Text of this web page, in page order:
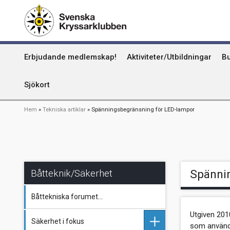
huvudinnehåll
Erbjudande medlemskap! Aktiviteter/Utbildningar
Sjökort
Kummel
Uthamn
Naturhamn
Länkstig
Hem Tekniska artiklar Spänningsbegränsning för LED-lampor
Båtteknik/Säkerhet
Båttekniska forumet...
Säkerhet i fokus
Utgiven
som